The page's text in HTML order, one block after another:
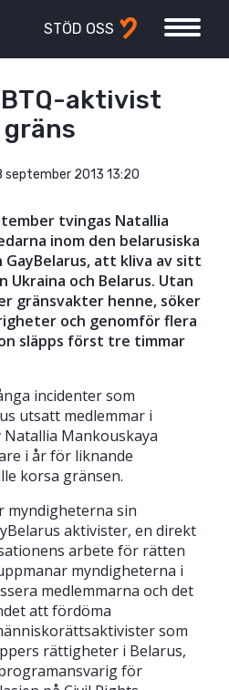
STÖD OSS
aktivist
september 2013 13:20
tvingas Natallia
inom den belarusiska
GayBelarus, att kliva av sitt
Ukraina och Belarus. Utan
gränsvakter henne, söker
och genomför flera
släpps först tre timmar
incidenter som
utsatt medlemmar i
Natallia Mankouskaya
i år för liknande
korsa gränsen.
myndigheterna sin
aktivister, en direkt
arbete för rätten
myndigheterna i
medlemmarna och det
att fördöma
som
rättigheter i Belarus,
för